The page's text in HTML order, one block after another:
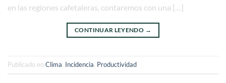
en las regiones cafetaleras, contaremos con una […]
CONTINUAR LEYENDO →
Publicado en Clima, Incidencia, Productividad